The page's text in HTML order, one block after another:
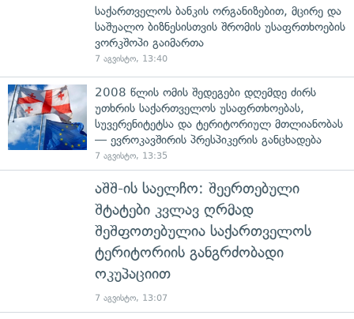
საქართველოს ბანკის ორგანიზებით, მცირე და
საშუალო ბიზნესისთვის შრომის უსაფრთხოების
ვორკშოპი გაიმართა
7 აგვისტო, 13:40
2008 წლის ომის შედეგები დღემდე ძირს
უთხრის საქართველოს უსაფრთხოებას,
სუვერენიტეტსა და ტერიტორიულ მთლიანობას
— ევროკავშირის პრესპიკერის განცხადება
7 აგვისტო, 13:35
აშშ-ის საელჩო: შეერთებული
შტატები კვლავ ღრმად
შეშფოთებულია საქართველოს
ტერიტორიის განგრძობადი
ოკუპაციით
7 აგვისტო, 13:07